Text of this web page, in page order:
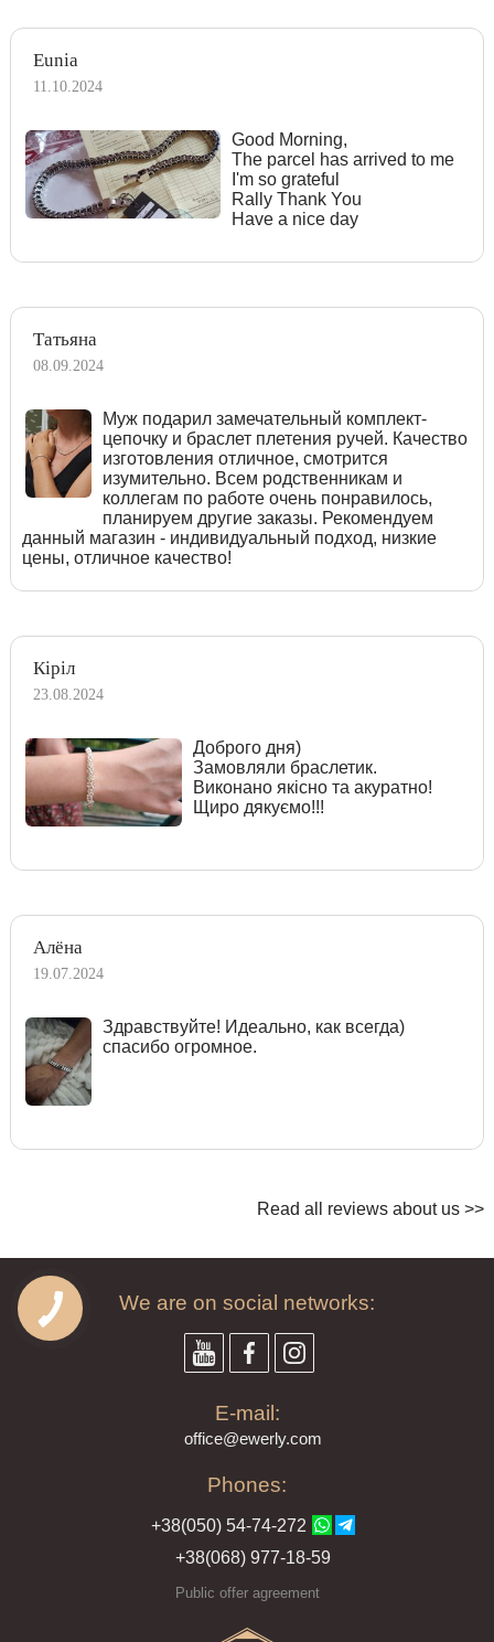
Eunia
11.10.2024
Good Morning,
The parcel has arrived to me
I'm so grateful
Rally Thank You
Have a nice day
Татьяна
08.09.2024
Муж подарил замечательный комплект-
цепочку и браслет плетения ручей. Качество
изготовления отличное, смотрится
изумительно. Всем родственникам и
коллегам по работе очень понравилось,
планируем другие заказы. Рекомендуем
данный магазин - индивидуальный подход, низкие
цены, отличное качество!
Кіріл
23.08.2024
Доброго дня)
Замовляли браслетик.
Виконано якісно та акуратно!
Щиро дякуємо!!!
Алёна
19.07.2024
Здравствуйте! Идеально, как всегда)
спасибо огромное.
Read all reviews about us >>
We are on social networks:
E-mail:
office@ewerly.com
Phones:
+38(050) 54-74-272
+38(068) 977-18-59
Public offer agreement